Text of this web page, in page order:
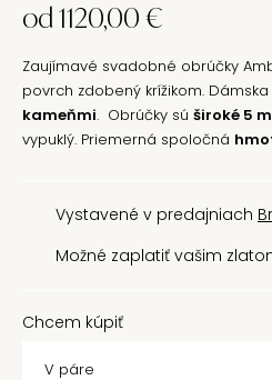
od 1120,00 €
Zaujímavé svadobné obrúčky
povrch zdobený krížikom.
kameňmi. Obrúčky sú široké 5
vypuklý. Priemerná spoločná
Vystavené v predajniach
Možné zaplatiť vašim
Chcem kúpiť